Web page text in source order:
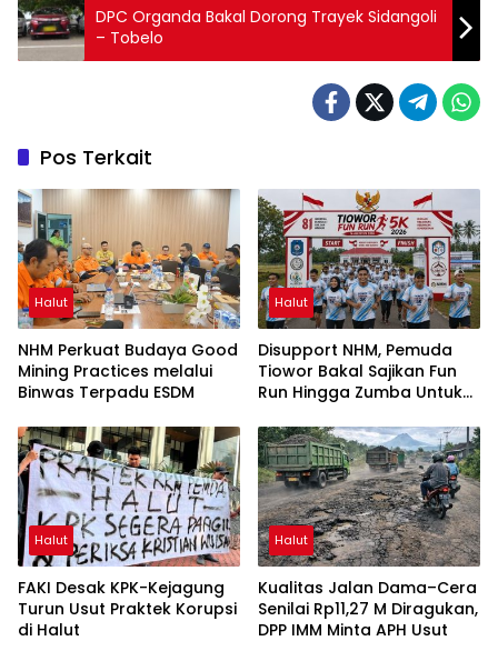
DPC Organda Bakal Dorong Trayek Sidangoli
– Tobelo
Pos Terkait
Halut
NHM Perkuat Budaya Good
Mining Practices melalui
Binwas Terpadu ESDM
Halut
Disupport NHM, Pemuda
Tiowor Bakal Sajikan Fun
Run Hingga Zumba Untuk
Halut
FAKI Desak KPK-Kejagung
Turun Usut Praktek Korupsi
di Halut
Halut
Kualitas Jalan Dama–Cera
Senilai Rp11,27 M Diragukan,
DPP IMM Minta APH Usut